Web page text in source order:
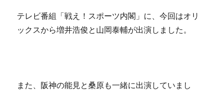
テレビ番組「戦え！スポーツ内閣」に、今回はオリ
ックスから増井浩俊と山岡泰輔が出演しました。
また、阪神の能見と桑原も一緒に出演していまし